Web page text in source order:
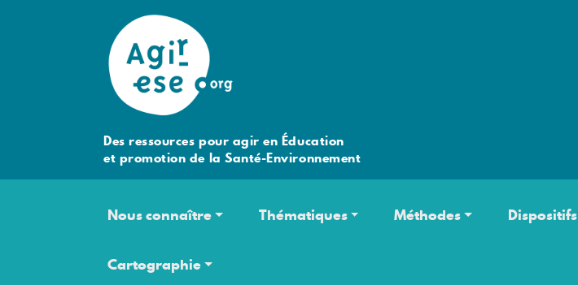
Des ressources pour agir en Éducation
et promotion de la Santé-Environnement
Nous connaître Thématiques Méthodes Dispositifs
Cartographie